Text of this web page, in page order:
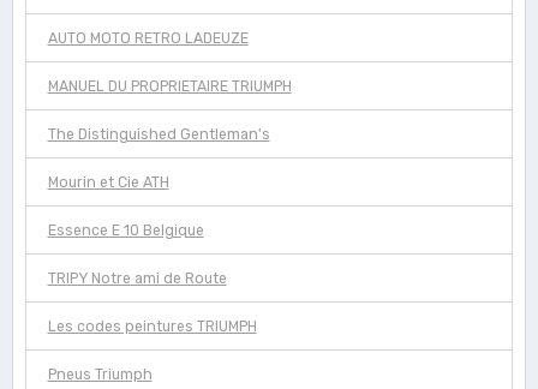
AUTO MOTO RETRO LADEUZE
MANUEL DU PROPRIETAIRE TRIUMPH
The Distinguished Gentleman's
Mourin et Cie ATH
Essence E 10 Belgique
TRIPY Notre ami de Route
Les codes peintures TRIUMPH
Pneus Triumph